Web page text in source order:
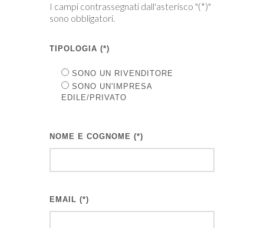
I campi contrassegnati dall'asterisco "(*)"
sono obbligatori.
TIPOLOGIA (*)
SONO UN RIVENDITORE
SONO UN'IMPRESA
EDILE/PRIVATO
NOME E COGNOME (*)
EMAIL (*)